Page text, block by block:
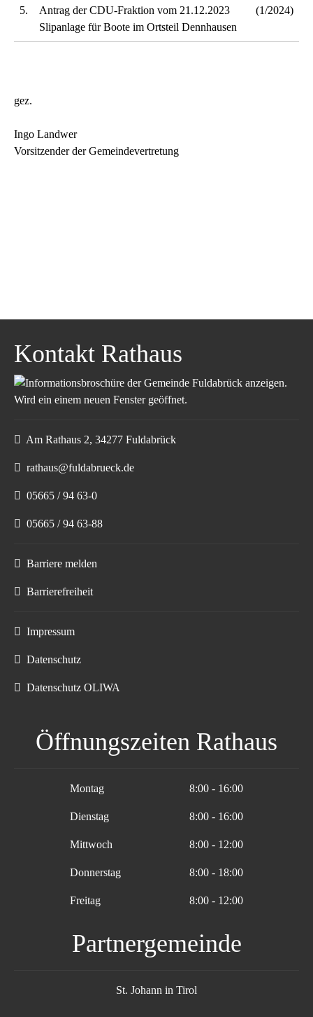
5.
Antrag der CDU-Fraktion vom 21.12.2023
Slipanlage für Boote im Ortsteil Dennhausen
(1/2024)
gez.
Ingo Landwer
Vorsitzender der Gemeindevertretung
Kontakt Rathaus
Am Rathaus 2, 34277 Fuldabrück
rathaus@fuldabrueck.de
05665 / 94 63-0
05665 / 94 63-88
Barriere melden
Barrierefreiheit
Impressum
Datenschutz
Datenschutz OLIWA
Öffnungszeiten Rathaus
Montag 8:00 - 16:00
Dienstag 8:00 - 16:00
Mittwoch 8:00 - 12:00
Donnerstag 8:00 - 18:00
Freitag 8:00 - 12:00
Partnergemeinde
St. Johann in Tirol